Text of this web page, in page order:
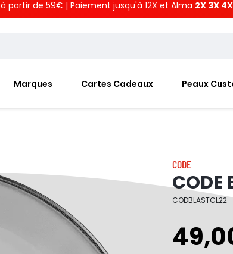
à partir de 59€ | Paiement jusqu'à 12X et Alma 2X 3X
Marques Cartes Cadeaux Peaux
CODE
CODBLASTCL22